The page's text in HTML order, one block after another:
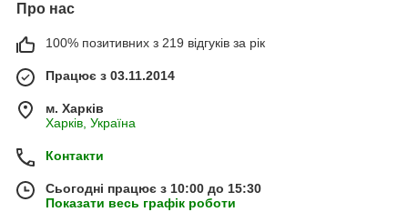
Про нас
100% позитивних з 219 відгуків за рік
Працює з 03.11.2014
м. Харків
Харків, Україна
Контакти
Сьогодні працює з 10:00 до 15:30
Показати весь графік роботи